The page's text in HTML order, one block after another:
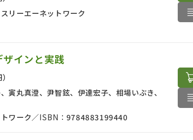
スリーエーネットワーク
インと実践
寅丸真澄、尹智鉉、伊達宏子、相場いぶき、
ワーク ISBN： 9784883199440